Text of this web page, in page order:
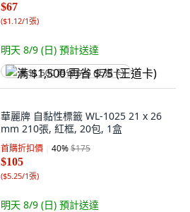
$67
($1.12/1張)
明天 8/9 (日) 預計送達
满 $1,500 再省 $75 (王道卡)
華麗牌 自黏性標籤 WL-1025 21 x 26
mm 210張, 紅框, 20包, 1盒
首購折扣價 40%$175
$105
($5.25/1張)
明天 8/9 (日) 預計送達